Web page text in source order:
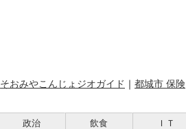
そおみやこんじょジオガイド ｜ 都城市 保険
政治 飲食 ＩＴ